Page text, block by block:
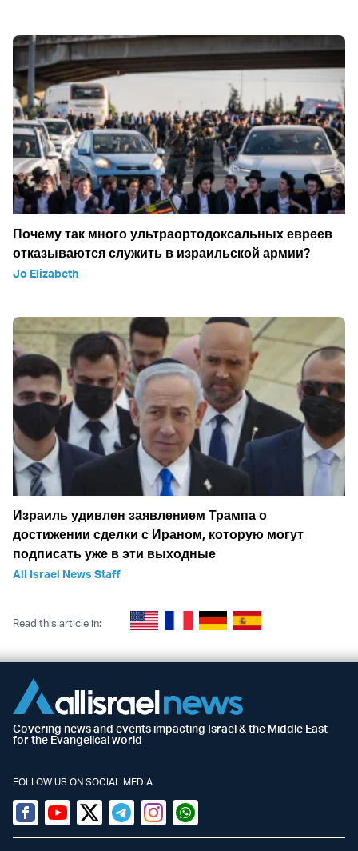
Почему так много ультраортодоксальных евреев
отказываются служить в израильской армии?
Jo Elizabeth
Израиль удивлен заявлением Трампа о
достижении сделки с Ираном, которую могут
подписать уже в эти выходные
All Israel News Staff
Read this article in:
Covering news and events impacting Israel & the Middle East
for the Evangelical world
FOLLOW US ON SOCIAL MEDIA
Facebook
YoutubeTwitter (X)
TelegramInstagramWhatsapp